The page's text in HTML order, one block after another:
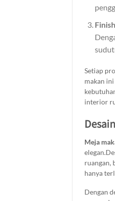
Setiap
makan
interior
Meja
ruangan,
hanya
Dengan